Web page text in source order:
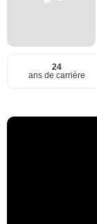
24
ans de carrière